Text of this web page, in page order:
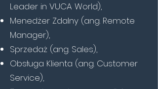
Leader in VUCA World),
Menedżer Zdalny (ang. Remote
Manager),
Sprzedaż (ang. Sales),
Obsługa Klienta (ang. Customer
Service),